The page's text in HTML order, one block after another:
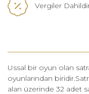
Vergiler
Ussal bir oyun olan
oyunlarından
alan üzerinde 32 adet